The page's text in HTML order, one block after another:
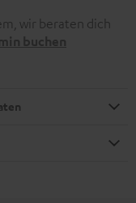
wir beraten dich
buchen